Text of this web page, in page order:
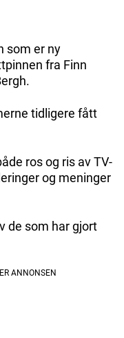
som er ny
fra Finn
tidligere fått
ros og ris av TV-
og meninger
de som har gjort